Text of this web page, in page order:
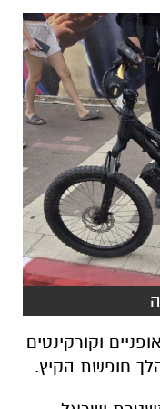
וקורקינטים
חופשת הקיץ.